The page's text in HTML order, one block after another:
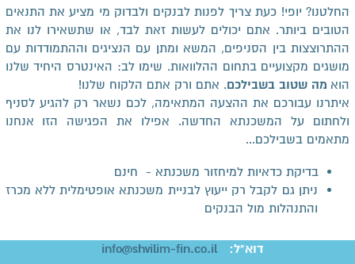
החלטנו? יופי! כעת צריך לפנות לבנקים ולבדוק מי מציע את התנאים
הטובים ביותר. אתם יכולים לעשות זאת לבד, או שתשאירו לנו את
ההתרוצצות בין הסניפים, המשא ומתן עם הנציגים וההתמודדות עם
מושגים מקצועיים בתחום ההלוואות. שימו לב: האינטרס היחיד שלנו
הוא מה שטוב בשבילכם. אתם ורק אתם הלקוח שלנו!
איתרנו עבורכם את ההצעה המתאימה, לכם נשאר רק להגיע לסניף
ולחתום על המשכנתא החדשה. אפילו את הפגישה הזו אנחנו
מתאמים בשבילכם...
בדיקת כדאיות למיחזור משכנתא - חינם
ניתן גם לקבל רק ייעוץ לבניית משכנתא אופטימלית ללא מכרז
והתנהלות מול הבנקים
דוא"ל: info@shvilim-fin.co.il